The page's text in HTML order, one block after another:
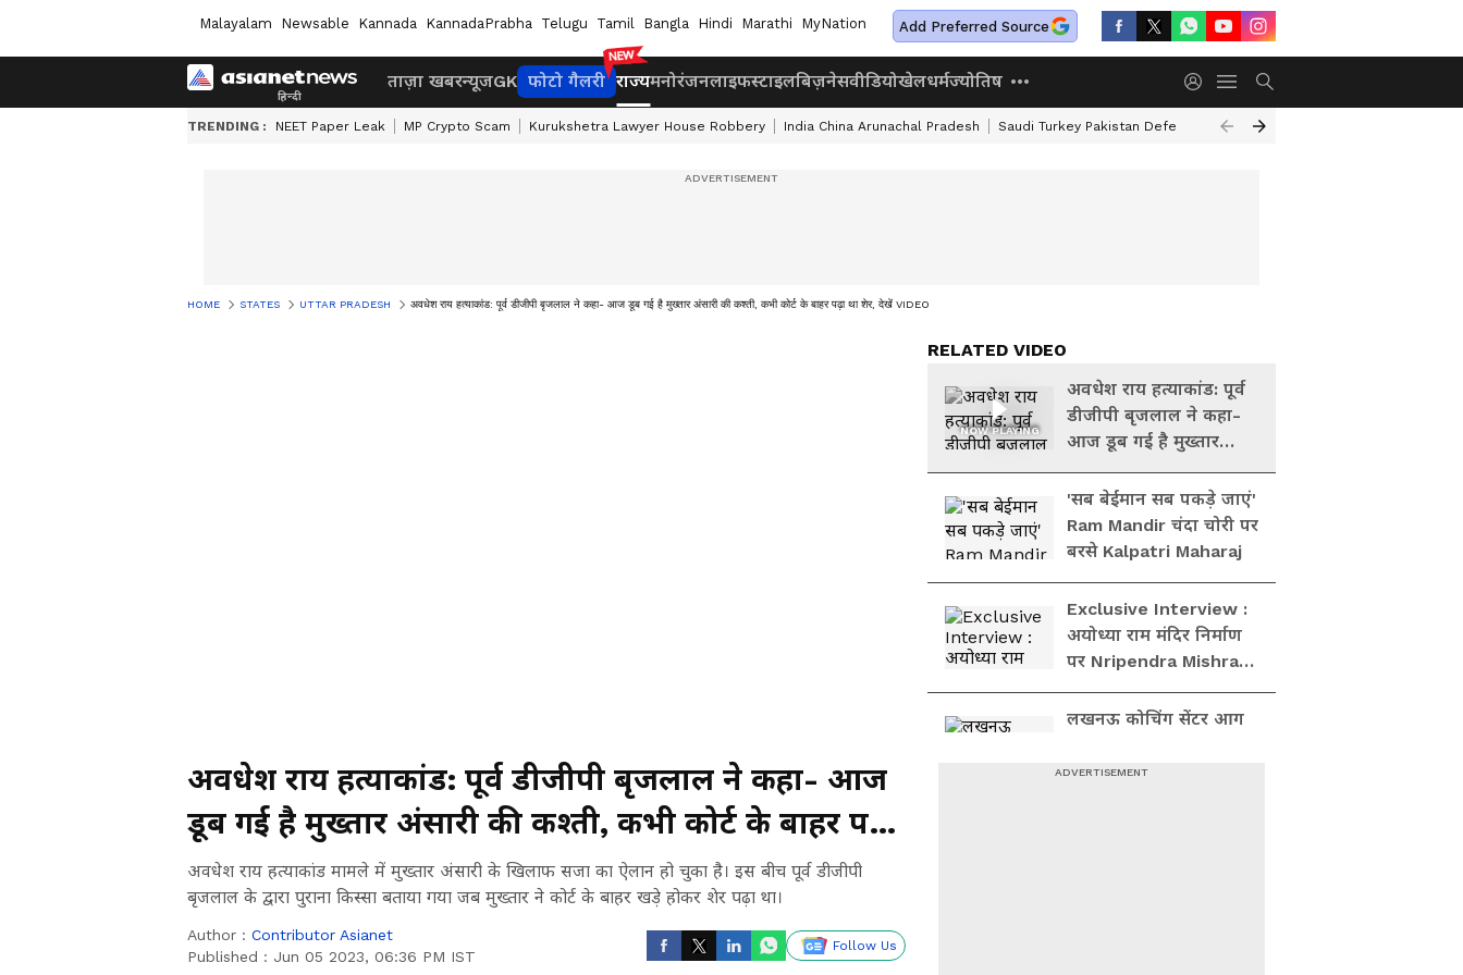
Malayalam Newsable Kannada KannadaPrabha Telugu Tamil Bangla Hindi Marathi MyNation Add Preferred Source
ताज़ा खबरन्यूजGK फोटो गैलरी राज्यमनोरंजनलाइफस्टाइलबिज़नेसवीडियोखेलधर्मज्योतिष
TRENDING : NEET Paper Leak MP Crypto Scam Kurukshetra Lawyer House Robbery India China Arunachal Pradesh Saudi Turkey Pakistan Defense Pact Delhi NCR Heavy Rain
HOME STATES UTTAR PRADESH अवधेश राय हत्याकांड: पूर्व डीजीपी बृजलाल ने कहा- आज डूब गई है मुख्तार अंसारी की कश्ती, कभी कोर्ट के बाहर पढ़ा था शेर, देखें VIDEO
अवधेश राय हत्याकांड: पूर्व डीजीपी बृजलाल ने कहा- आज
डूब गई है मुख्तार अंसारी की कश्ती, कभी कोर्ट के बाहर पढ़ा
था शेर, देखें Video
अवधेश राय हत्याकांड मामले में मुख्तार अंसारी के खिलाफ सजा का ऐलान हो चुका है। इस बीच पूर्व डीजीपी
बृजलाल के द्वारा पुराना किस्सा बताया गया जब मुख्तार ने कोर्ट के बाहर खड़े होकर शेर पढ़ा था।
Author : Contributor Asianet
Published : Jun 05 2023, 06:36 PM IST
Follow Us
RELATED VIDEO
NOW PLAYING
अवधेश राय हत्याकांड: पूर्व
डीजीपी बृजलाल ने कहा-
आज डूब गई है मुख्तार
अंसारी की कश्ती, कभी कोर्ट
के बाहर पढ़ा था शेर, देखें
Video
'सब बेईमान सब पकड़े जाएं'
Ram Mandir चंदा चोरी पर
बरसे Kalpatri Maharaj
Exclusive Interview :
अयोध्या राम मंदिर निर्माण
पर Nripendra Mishra से
खास बातचीत | Rajesh
Kalra
लखनऊ कोचिंग सेंटर आग
वाली तस्वीरें, हर तरफ